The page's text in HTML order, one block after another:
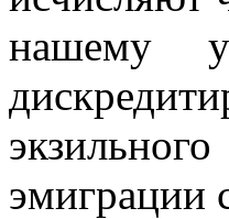
нашему
эмиграции